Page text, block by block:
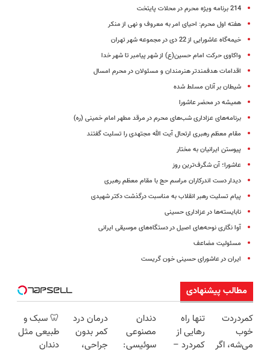
214 برنامه ویژه محرم در محلات پایتخت
هفته اول محرم: احیای امر به معروف و نهی از منکر
خیمه‌گاه عاشورایی از 22 دی در مجموعه شهر تهران
واکاوی حرکت امام حسین(ع) از شهر پیامبر تا شهر خدا
اقدامات هدفمندتر هنرمندان و مسئولان در محرم امسال
شیطان بر آنان مسلط شده
همیشه در محضر عاشورا
برنامه‌های عزاداری شب‌های محرم در مرقد مطهر امام خمینی (ره)
مقام معظم رهبری ارتحال آیت الله مجتهدی را تسلیت گفتند
پیوستن ایرانیان به مختار
عاشورا؛ آن شگرف‌ترین روز
دیدار دست اندرکاران مراسم حج با مقام معظم رهبری
پیام تسلیت رهبر انقلاب به مناسبت درگذشت دکتر شهیدی
نابایسته‌ها در عزاداری حسینی
آوا نگاری نوحه‌های اصیل در دستگاه‌های موسیقی ایرانی
مسئولیت مضاعف
ایران در عاشورای حسینی خون گریست
مطالب پیشنهادی
کمردردت
خوب
می‌شه، اگر
تنها راه
رهایی از
کمردرد –
دندان
مصنوعی
سوئیسی:
درمان درد
کمر بدون
جراحی،
🦷 سبک و
طبیعی مثل
دندان